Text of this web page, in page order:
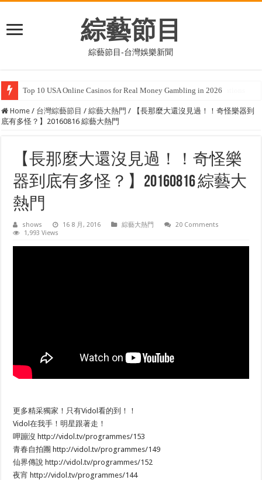
綜藝節目
綜藝節目-台灣娛樂新聞
Where was Skyfall filmed? The casino, the house, and all the locations
Home / 台灣綜藝節目 / 綜藝大熱門 /
【長那麼大還沒見過！！奇怪樂器到
底有多怪？】20160816 綜藝大熱門
【長那麼大還沒見過！！奇怪樂
器到底有多怪？】20160816 綜藝大
熱門
shows 16 8 月, 2016 綜藝大熱門
20 Comments
1,993 Views
更多精采獨家！只有Vidol看的到！！
Vidol在我手！明星跟著走！
呷蹦沒 http://vidol.tv/programmes/153
青春自拍團 http://vidol.tv/programmes/149
仙界傳說 http://vidol.tv/programmes/152
夜宵 http://vidol.tv/programmes/144